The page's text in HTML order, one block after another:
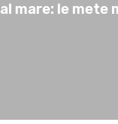
mare: le mete